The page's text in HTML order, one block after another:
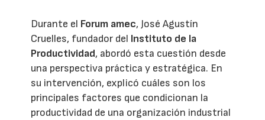
Durante el Forum amec, José Agustín
Cruelles, fundador del Instituto de la
Productividad, abordó esta cuestión desde
una perspectiva práctica y estratégica. En
su intervención, explicó cuáles son los
principales factores que condicionan la
productividad de una organización industrial